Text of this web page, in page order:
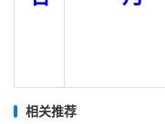
相关推荐